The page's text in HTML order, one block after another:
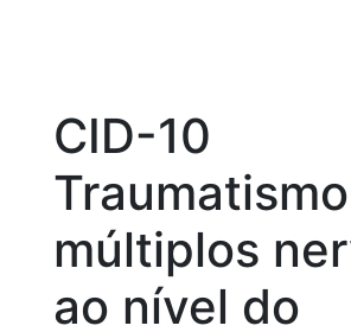
CID-10
múltiplos
ao nível do